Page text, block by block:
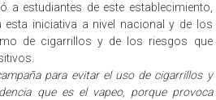
a estudiantes de este establecimiento,
esta iniciativa a nivel nacional y de los
de cigarrillos y de los riesgos que
para evitar el uso de cigarrillos y
que es el vapeo, porque provoca